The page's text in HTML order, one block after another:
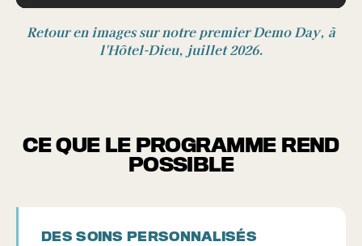
Retour en images sur notre premier Demo Day, à
l'Hôtel-Dieu, juillet 2026.
CE QUE LE PROGRAMME REND
POSSIBLE
DES SOINS PERSONNALISÉS